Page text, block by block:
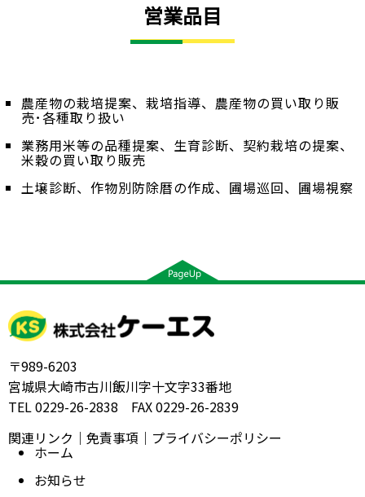
営業品目
農産物の栽培提案、栽培指導、農産物の買い取り販
売･各種取り扱い
業務用米等の品種提案、生育診断、契約栽培の提案、
米穀の買い取り販売
土壌診断、作物別防除暦の作成、圃場巡回、圃場視察
〒989-6203
宮城県大崎市古川飯川字十文字33番地
TEL 0229-26-2838 FAX 0229-26-2839
関連リンク ｜ 免責事項 ｜ プライバシーポリシー
ホーム
お知らせ